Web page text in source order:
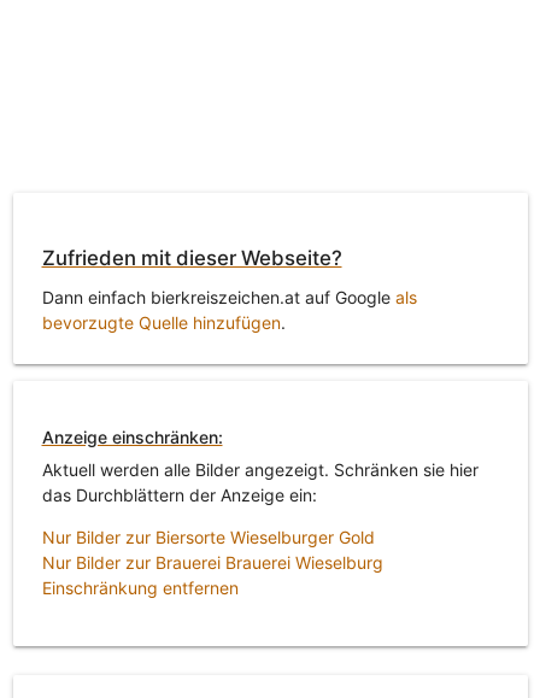
Zufrieden mit dieser Webseite?
Dann einfach bierkreiszeichen.at auf Google als
bevorzugte Quelle hinzufügen.
Anzeige einschränken:
Aktuell werden alle Bilder angezeigt. Schränken sie hier
das Durchblättern der Anzeige ein:
Nur Bilder zur Biersorte Wieselburger Gold
Nur Bilder zur Brauerei Brauerei Wieselburg
Einschränkung entfernen